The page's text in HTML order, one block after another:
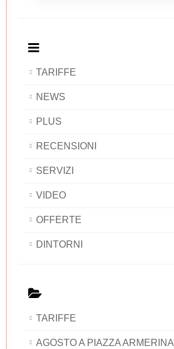
TARIFFE
NEWS
PLUS
RECENSIONI
SERVIZI
VIDEO
OFFERTE
DINTORNI
TARIFFE
AGOSTO A PIAZZA ARMERINA